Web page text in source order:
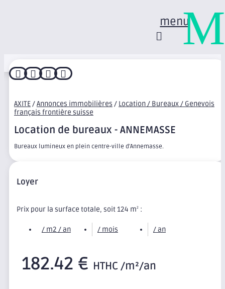
menu
   
AXITE/Annonces immobilières / Location / Bureaux / Genevois
français frontière suisse
Location de bureaux - ANNEMASSE
Bureaux lumineux en plein centre-ville d'Annemasse.
Loyer
Prix pour la surface totale, soit 124 m2 :
/ m2 / an / mois / an
182.42 € HTHC /m²/an
M